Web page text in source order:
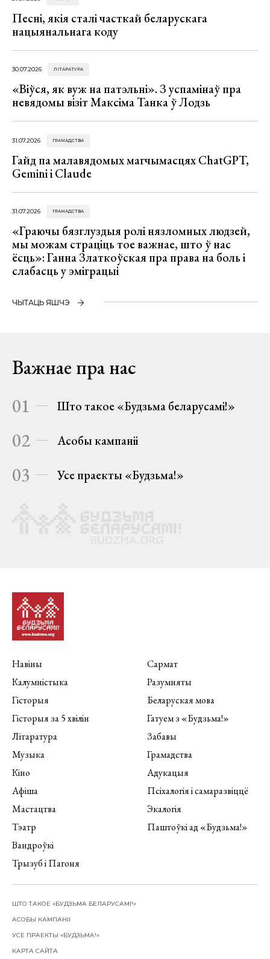
Песні, якія сталі часткай беларускага
нацыянальнага коду
30.07.2026 ЛІТАРАТУРА
«Віўся, як вуж на патэльні». З успамінаў пра
невядомы візіт Максіма Танка ў Лодзь
31.07.2026 ГРАМАДСТВА
Гайд па малавядомых магчымасцях ChatGPT,
Gemini і Claude
31.07.2026 ГРАМАДСТВА
«Граючы бязглуздыя ролі нязломных людзей,
мы можам страціць тое важнае, што ў нас
ёсць»: Ганна Златкоўская пра права на боль і
слабасць у эміграцыі
ЧЫТАЦЬ ЯШЧЭ
Важнае пра нас
01 Што такое «Будзьма беларусамі!»
02 Асобы кампаніі
03 Усе праекты «Будзьма!»
Навіны
Калумністыка
Гісторыя
Гісторыя за 5 хвілін
Літаратура
Музыка
Кіно
Афіша
Мастацтва
Тэатр
Вандроўкі
Трызуб і Пагоня
Сармат
Разумняты
Беларуская мова
Гатуем з «Будзьма!»
Забавы
Грамадства
Адукацыя
Псіхалогія і самаразвіццё
Экалогія
Паштоўкі ад «Будзьма!»
ШТО ТАКОЕ «БУДЗЬМА БЕЛАРУСАМІ!»
АСОБЫ КАМПАНІІ
УСЕ ПРАЕКТЫ «БУДЗЬМА!»
КАРТА САЙТА